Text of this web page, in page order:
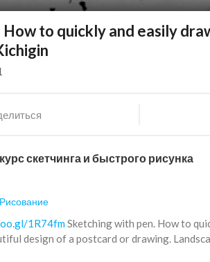
to quickly and easily
скетчинга и быстрого рисунка
Рисование
1R74fmSketching with pen. How to
design of a postcard or drawing.